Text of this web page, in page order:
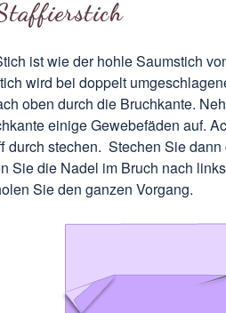
ist wie der hohle Saumstich
wird bei doppelt
oben durch die Bruchkante.
einige Gewebefäden auf.
durch stechen. Stechen Sie
Sie die Nadel im Bruch nach
Sie den ganzen Vorgang.